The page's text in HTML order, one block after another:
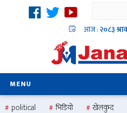
आज :२०८३
MENU
political भिडियो खेलकुद